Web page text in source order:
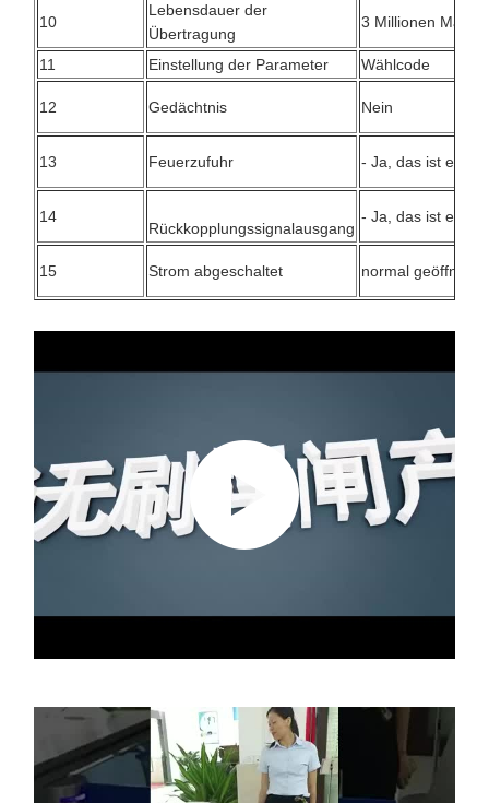
10
Lebensdauer der
Übertragung
3 Millionen Mal
11 Einstellung der Parameter Wählcode
12 Gedächtnis Nein
13 Feuerzufuhr - Ja, das ist es.
14
Rückkopplungssignalausgang
- Ja, das ist es.
15 Strom abgeschaltet normal geöffnet